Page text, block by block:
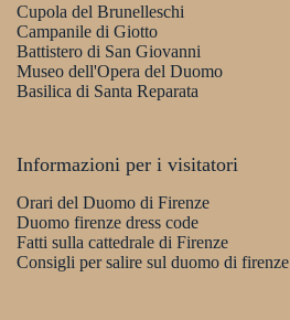
Cupola del Brunelleschi
Campanile di Giotto
Battistero di San Giovanni
Museo dell'Opera del Duomo
Basilica di Santa Reparata
Informazioni per i visitatori
Orari del Duomo di Firenze
Duomo firenze dress code
Fatti sulla cattedrale di Firenze
Consigli per salire sul duomo di firenze